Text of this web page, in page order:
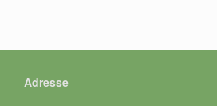
Adresse